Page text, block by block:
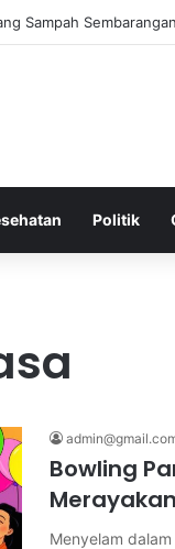
Memiliki
Politik
Bowling
Menyelam